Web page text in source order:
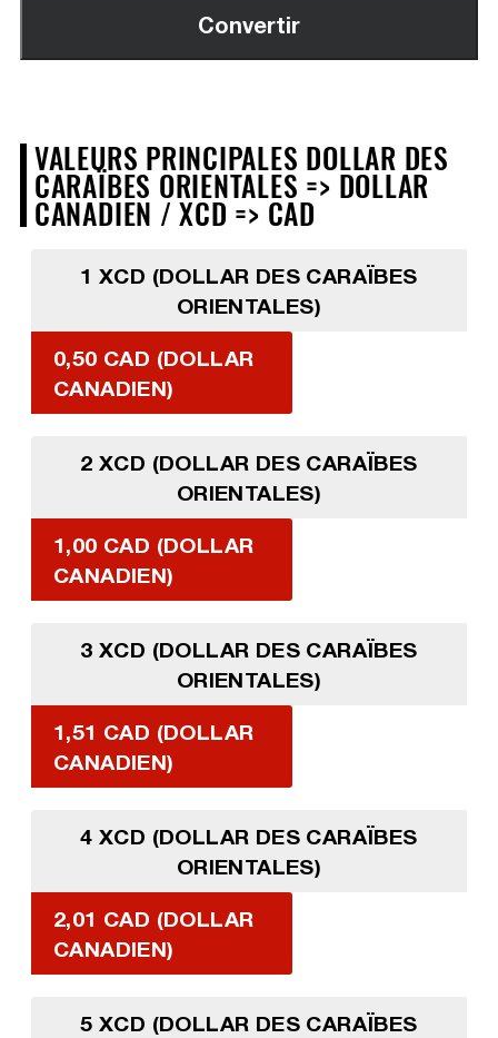
VALEURS PRINCIPALES DOLLAR DES
CARAÏBES ORIENTALES => DOLLAR
CANADIEN / XCD => CAD
1 XCD (DOLLAR DES CARAÏBES
ORIENTALES)
0,50 CAD (DOLLAR
CANADIEN)
2 XCD (DOLLAR DES CARAÏBES
ORIENTALES)
1,00 CAD (DOLLAR
CANADIEN)
3 XCD (DOLLAR DES CARAÏBES
ORIENTALES)
1,51 CAD (DOLLAR
CANADIEN)
4 XCD (DOLLAR DES CARAÏBES
ORIENTALES)
2,01 CAD (DOLLAR
CANADIEN)
5 XCD (DOLLAR DES CARAÏBES